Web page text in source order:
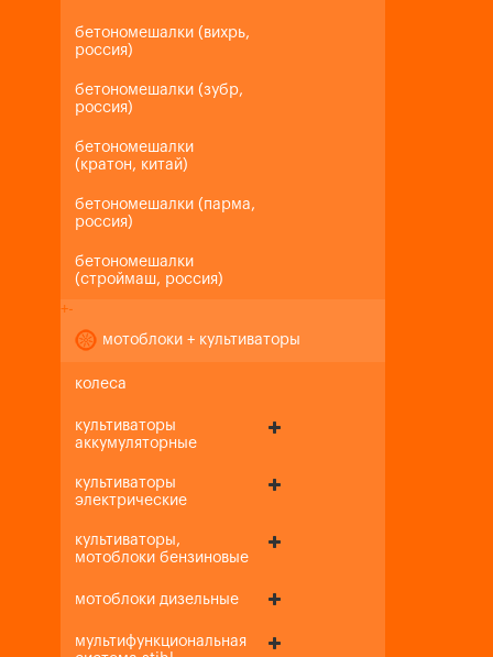
бетономешалки (вихрь,
россия)
бетономешалки (зубр,
россия)
бетономешалки
(кратон, китай)
бетономешалки (парма,
россия)
бетономешалки
(строймаш, россия)
+-
мотоблоки + культиваторы
колеса
культиваторы
аккумуляторные
культиваторы
электрические
культиваторы,
мотоблоки бензиновые
мотоблоки дизельные
мультифункциональная